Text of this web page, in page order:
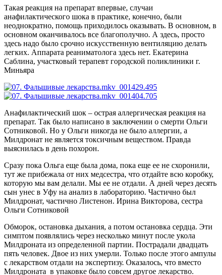
Такая реакция на препарат впервые, случаи
анафилактического шока в практике, конечно, были
неоднократно, помощь приходилось оказывать. В основном, в
основном оканчивалось все благополучно. А здесь, просто
здесь надо было срочно искусственную вентиляцию делать
легких. Аппарата реаниматолога здесь нет. Екатерина
Саблина, участковый терапевт городской поликлиники г.
Миньяра
Анафилактический шок – острая аллергическая реакция на
препарат. Так было написано в заключении о смерти Ольги
Сотниковой. Но у Ольги никогда не было аллергии, а
Милдронат не является токсичным веществом. Правда
выяснилась в день похорон.
Сразу пока Ольга еще была дома, пока еще ее не схоронили,
тут же прибежала от них медсестра, что отдайте всю коробку,
которую мы вам делали. Мы ее не отдали. А дней через десять
сын унес в Уфу на анализ в лабораторию. Частично был
Милдронат, частично Листенон. Ирина Викторова, сестра
Ольги Сотниковой
Обморок, остановка дыхания, а потом остановка сердца. Эти
симптом появлялись через несколько минут после укола
Милдроната из определенной партии. Пострадали двадцать
пять человек. Двое из них умерли. Только после этого ампулы
с лекарством отдали на экспертизу. Оказалось, что вместо
Милдроната в упаковке было совсем другое лекарство.